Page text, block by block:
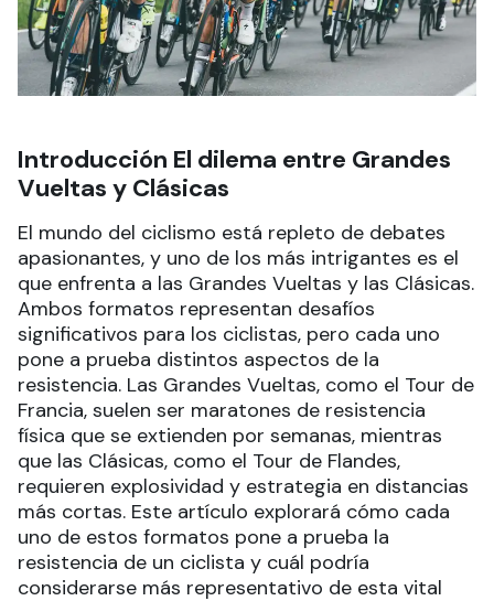
Introducción El dilema entre Grandes
Vueltas y Clásicas
El mundo del ciclismo está repleto de debates
apasionantes, y uno de los más intrigantes es el
que enfrenta a las Grandes Vueltas y las Clásicas.
Ambos formatos representan desafíos
significativos para los ciclistas, pero cada uno
pone a prueba distintos aspectos de la
resistencia. Las Grandes Vueltas, como el Tour de
Francia, suelen ser maratones de resistencia
física que se extienden por semanas, mientras
que las Clásicas, como el Tour de Flandes,
requieren explosividad y estrategia en distancias
más cortas. Este artículo explorará cómo cada
uno de estos formatos pone a prueba la
resistencia de un ciclista y cuál podría
considerarse más representativo de esta vital